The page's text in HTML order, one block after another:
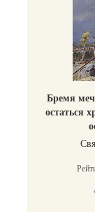
Бремя
остаться